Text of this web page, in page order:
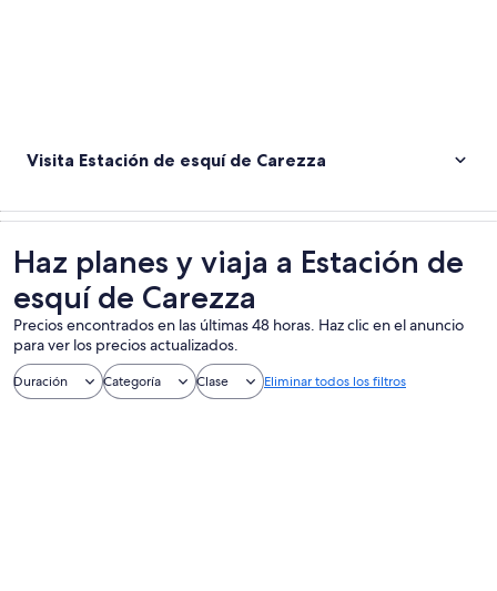
Visita Estación de esquí de Carezza
Haz planes y viaja a Estación de
esquí de Carezza
Precios encontrados en las últimas 48 horas. Haz clic en el anuncio
para ver los precios actualizados.
Duración Categoría Clase Eliminar todos los filtros